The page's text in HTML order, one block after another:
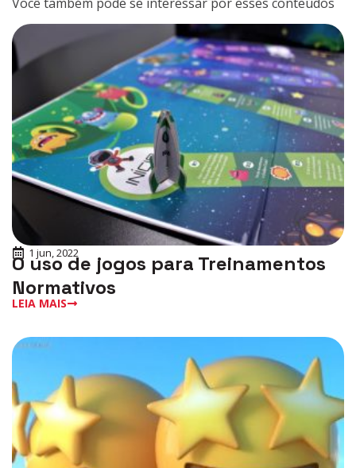
Você também pode se interessar por esses conteúdos
1 jun, 2022
O uso de jogos para Treinamentos
Normativos
LEIA MAIS